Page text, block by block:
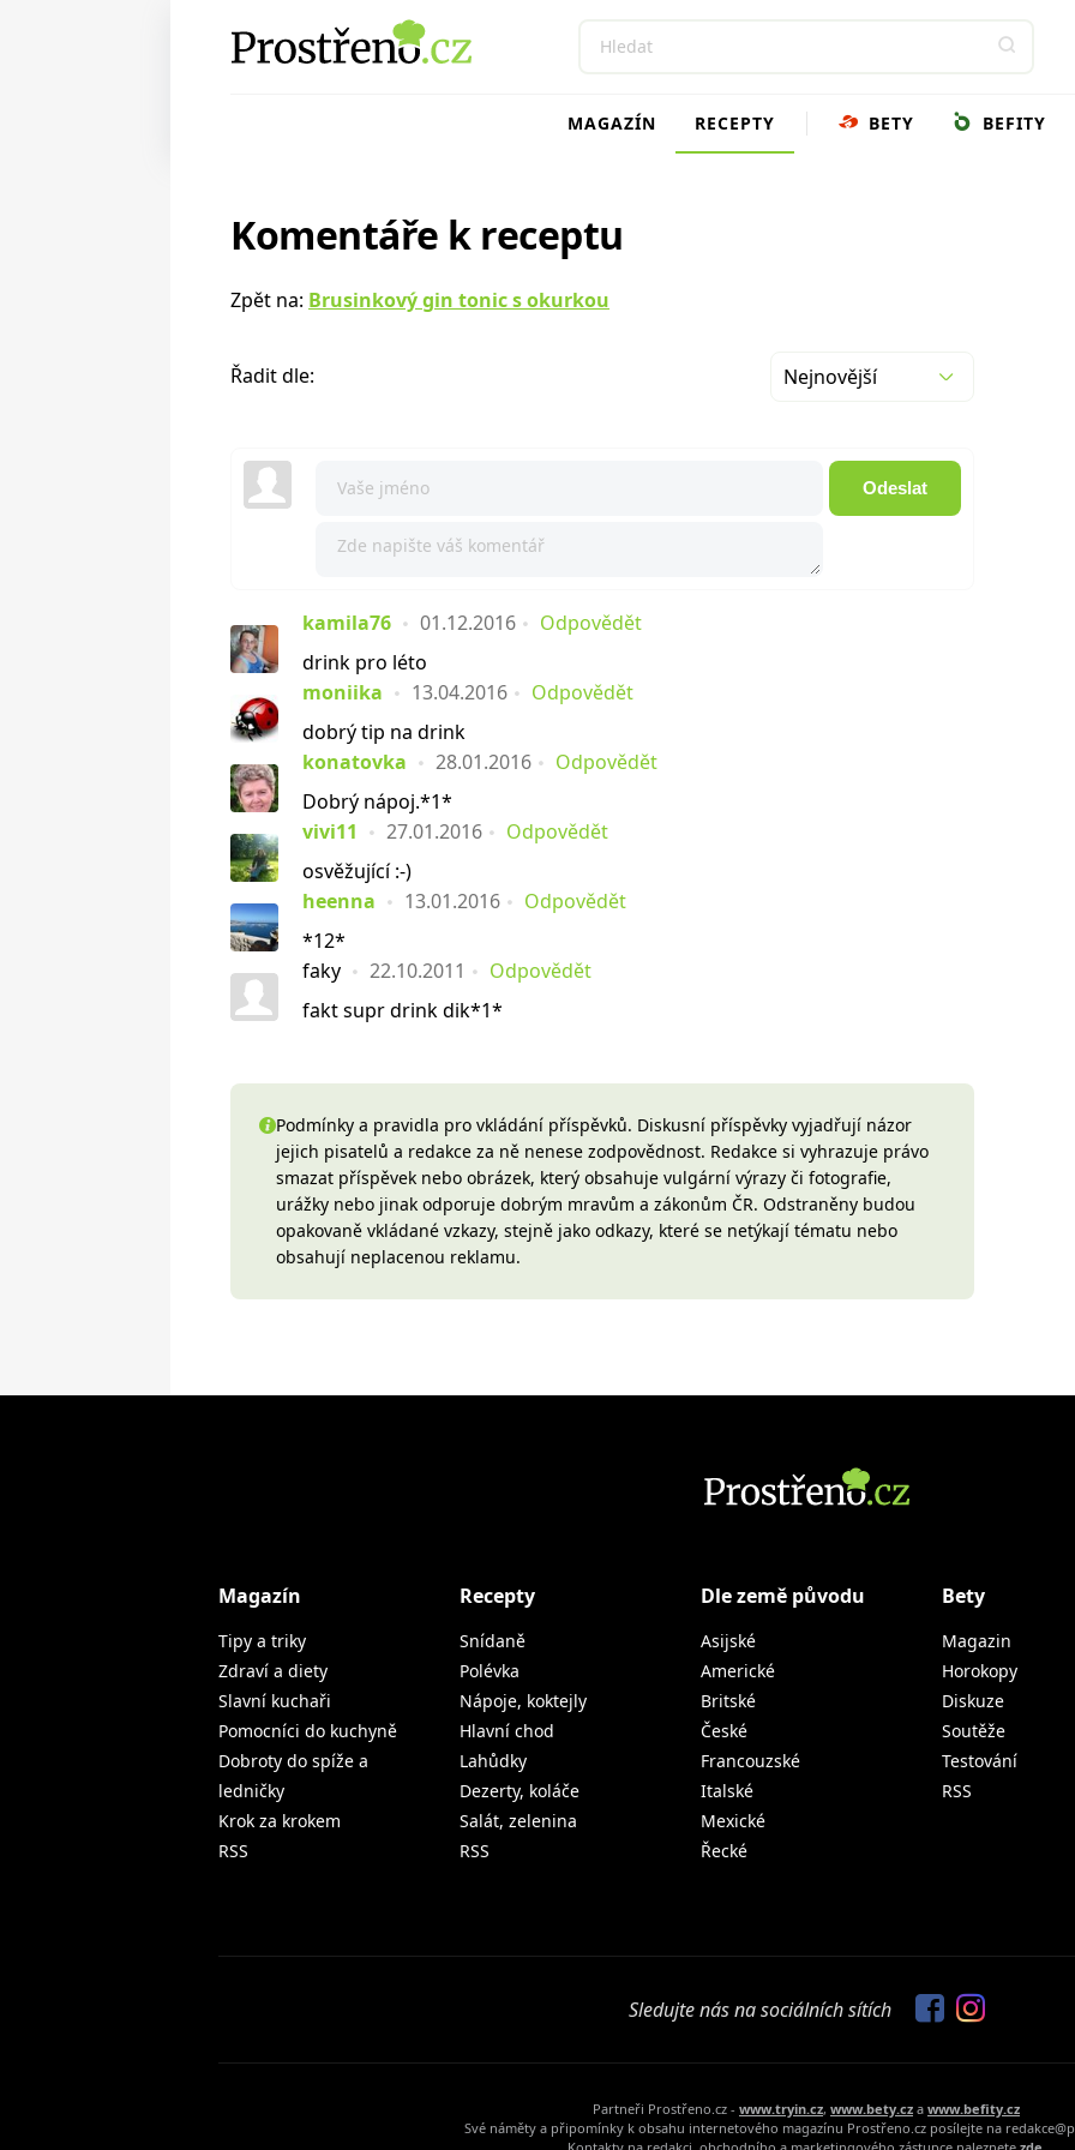
MAGAZÍN RECEPTY BETY BEFITY
Komentáře k receptu
Zpět na: Brusinkový gin tonic s okurkou
Řadit dle: Nejnovější
Odeslat
kamila76 01.12.2016
Odpovědět
drink pro léto
moniika
13.04.2016
Odpovědět
dobrý tip na drink
konatovka
28.01.2016
Odpovědět
Dobrý nápoj.*1*
vivi11
27.01.2016
Odpovědět
osvěžující :-)
heenna
13.01.2016
Odpovědět
*12*
faky
22.10.2011
Odpovědět
fakt supr drink dik*1*
Podmínky a pravidla pro vkládání příspěvků. Diskusní příspěvky vyjadřují názor
jejich pisatelů a redakce za ně nenese zodpovědnost. Redakce si vyhrazuje právo
smazat příspěvek nebo obrázek, který obsahuje vulgární výrazy či fotografie,
urážky nebo jinak odporuje dobrým mravům a zákonům ČR. Odstraněny budou
opakovaně vkládané vzkazy, stejně jako odkazy, které se netýkají tématu nebo
obsahují neplacenou reklamu.
Magazín
Tipy a triky
Zdraví a diety
Slavní kuchaři
Pomocníci do kuchyně
Dobroty do spíže a
ledničky
Krok za krokem
RSS
Recepty
Snídaně
Polévka
Nápoje, koktejly
Hlavní chod
Lahůdky
Dezerty, koláče
Salát, zelenina
RSS
Dle země původu
Asijské
Americké
Britské
České
Francouzské
Italské
Mexické
Řecké
Bety
Magazin
Horokopy
Diskuze
Soutěže
Testování
RSS
Sledujte nás na sociálních sítích
Partneři Prostřeno.cz - www.tryin.cz, www.bety.cz a www.befity.cz
Své náměty a připomínky k obsahu internetového magazínu Prostřeno.cz posílejte na